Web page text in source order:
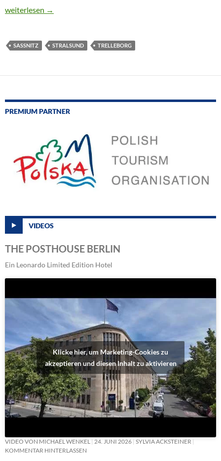
CTOUR on Tour: Drei tolle maritime Tage
weiterlesen →
SASSNITZ STRALSUND TRELLEBORG
PREMIUM PARTNER
VIDEOS
THE POSTHOUSE BERLIN
Ein Leonardo Limited Edition Hotel
Klicke hier, um Marketing-Cookies zu
akzeptieren und diesen Inhalt zu aktivieren
VIDEO VON MICHAEL WENKEL 24. JUNI 2026 SYLVIA ACKSTEINER
KOMMENTAR HINTERLASSEN